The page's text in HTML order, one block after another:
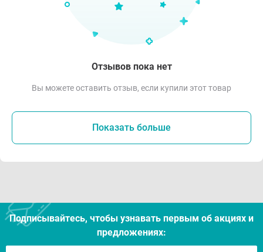
Отзывов пока нет
Вы можете оставить отзыв, если купили этот товар
Показать больше
Подписывайтесь, чтобы узнавать первым об акцияx и
предложениях: